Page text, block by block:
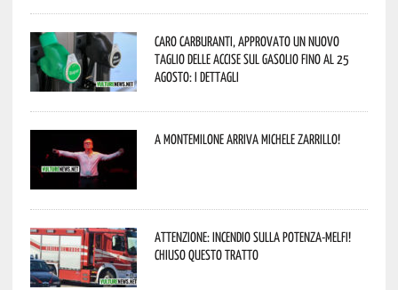
Caro carburanti, approvato un nuovo
taglio delle accise sul gasolio fino al 25
agosto: i dettagli
A Montemilone arriva Michele Zarrillo!
Attenzione: incendio sulla Potenza-Melfi!
Chiuso questo tratto